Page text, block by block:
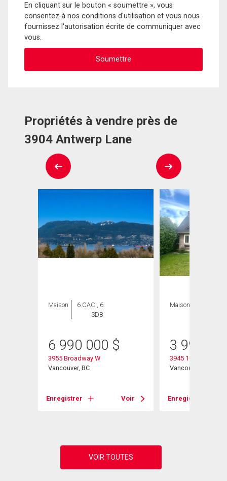
En cliquant sur le bouton « soumettre », vous
consentez à nos conditions d'utilisation et vous nous
fournissez l'autorisation écrite de communiquer avec
vous.
Propriétés à vendre près de
3904 Antwerp Lane
Maison
6 CAC , 6
SDB
6 990 000 $
3955 Broadway W
Vancouver, BC
Enregistrer Voir
Maison
3 998
3945 10th Avenue
Vancouver, BC
Enregistrer